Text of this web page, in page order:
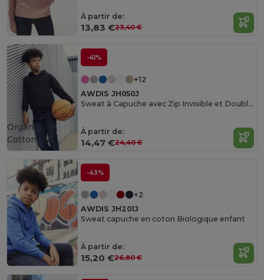
À partir de:
13,83 €23,40 €
-41%
+12
AWDIS JH050J
Sweat à Capuche avec Zip Invisible et Doublure
À partir de:
14,47 €24,40 €
Organic
Cotton
-43%
+2
AWDIS JH201J
Sweat capuche en coton Biologique enfant
À partir de:
15,20 €26,80 €